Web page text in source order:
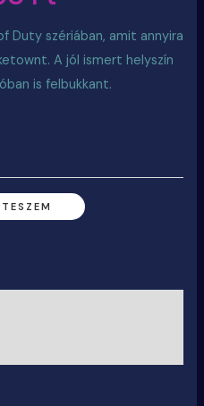
Duty szériában, amit annyira
A jól ismert helyszín
is felbukkant.